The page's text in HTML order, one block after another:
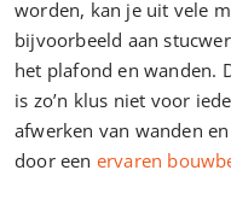
worden, kan je uit vele
bijvoorbeeld aan
het plafond en wanden.
is zo’n klus niet voor
afwerken van wanden
door een ervaren